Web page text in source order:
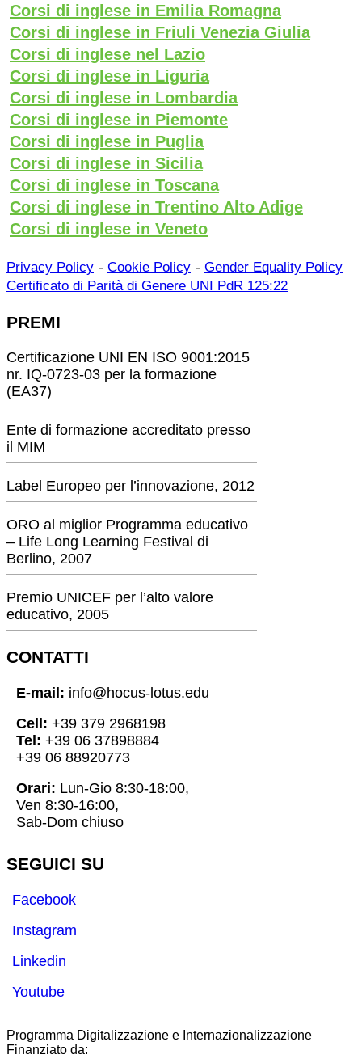
Corsi di inglese in Emilia Romagna
Corsi di inglese in Friuli Venezia Giulia
Corsi di inglese nel Lazio
Corsi di inglese in Liguria
Corsi di inglese in Lombardia
Corsi di inglese in Piemonte
Corsi di inglese in Puglia
Corsi di inglese in Sicilia
Corsi di inglese in Toscana
Corsi di inglese in Trentino Alto Adige
Corsi di inglese in Veneto
Privacy Policy - Cookie Policy - Gender Equality Policy
Certificato di Parità di Genere UNI PdR 125:22
PREMI
Certificazione UNI EN ISO 9001:2015
nr. IQ-0723-03 per la formazione
(EA37)
Ente di formazione accreditato presso
il MIM
Label Europeo per l’innovazione, 2012
ORO al miglior Programma educativo
– Life Long Learning Festival di
Berlino, 2007
Premio UNICEF per l’alto valore
educativo, 2005
CONTATTI
E-mail: info@hocus-lotus.edu
Cell: +39 379 2968198
Tel: +39 06 37898884
+39 06 88920773
Orari: Lun-Gio 8:30-18:00,
Ven 8:30-16:00,
Sab-Dom chiuso
SEGUICI SU
Facebook
Instagram
Linkedin
Youtube
Programma Digitalizzazione e Internazionalizzazione
Finanziato da: